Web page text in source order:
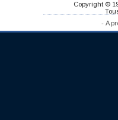
Copyright ©
- A